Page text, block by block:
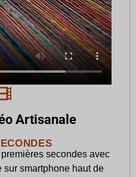
Artisanale
secondes avec
sur smartphone haut de